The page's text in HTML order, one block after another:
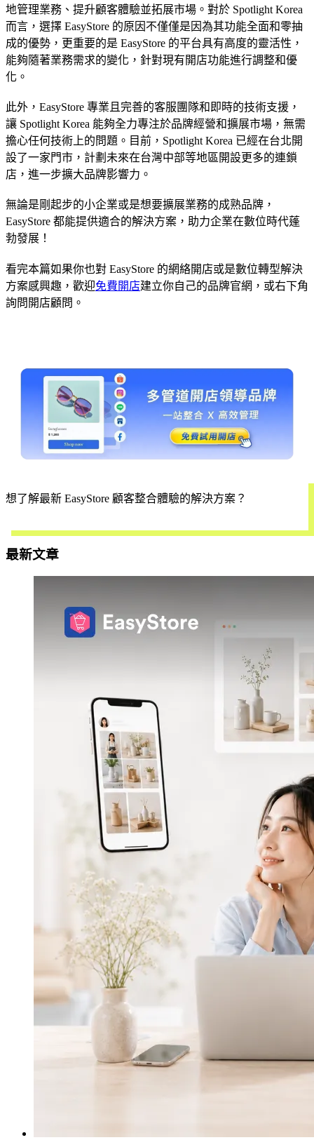
地管理業務、提升顧客體驗並拓展市場。對於 Spotlight Korea
而言，選擇 EasyStore 的原因不僅僅是因為其功能全面和零抽
成的優勢，更重要的是 EasyStore 的平台具有高度的靈活性，
能夠隨著業務需求的變化，針對現有開店功能進行調整和優
化。
此外，EasyStore 專業且完善的客服團隊和即時的技術支援，
讓 Spotlight Korea 能夠全力專注於品牌經營和擴展市場，無需
擔心任何技術上的問題。目前，Spotlight Korea 已經在台北開
設了一家門市，計劃未來在台灣中部等地區開設更多的連鎖
店，進一步擴大品牌影響力。
無論是剛起步的小企業或是想要擴展業務的成熟品牌，
EasyStore 都能提供適合的解決方案，助力企業在數位時代蓬
勃發展！
看完本篇如果你也對 EasyStore 的網絡開店或是數位轉型解決
方案感興趣，歡迎免費開店建立你自己的品牌官網，或右下角
詢問開店顧問。
想了解最新 EasyStore 顧客整合體驗的解決方案？
最新文章